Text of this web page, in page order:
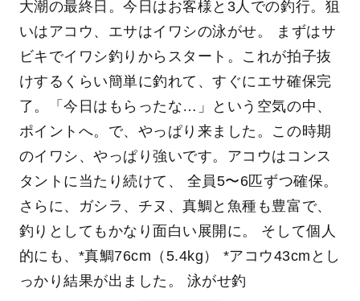
大潮の最終日。今日はお客様と3人での釣行。狙
いはアコウ、エサはイワシの泳がせ。 まずはサ
ビキでイワシ釣りからスタート。これが拍子抜
けするくらい簡単に釣れて、すぐにエサ確保完
了。「今日はもらったな…」という空気の中、
ポイントへ。で、やっぱり来ました。この時期
のイワシ、やっぱり強いです。アコウはコンス
タントに当たり続けて、 全員5〜6匹ずつ確保。
さらに、ガシラ、チヌ、真鯛と魚種も豊富で、
釣りとしてもかなり面白い展開に。 そして個人
的にも、*真鯛76cm（5.4kg） *アコウ43cmとし
っかり結果が出ました。 泳がせ釣